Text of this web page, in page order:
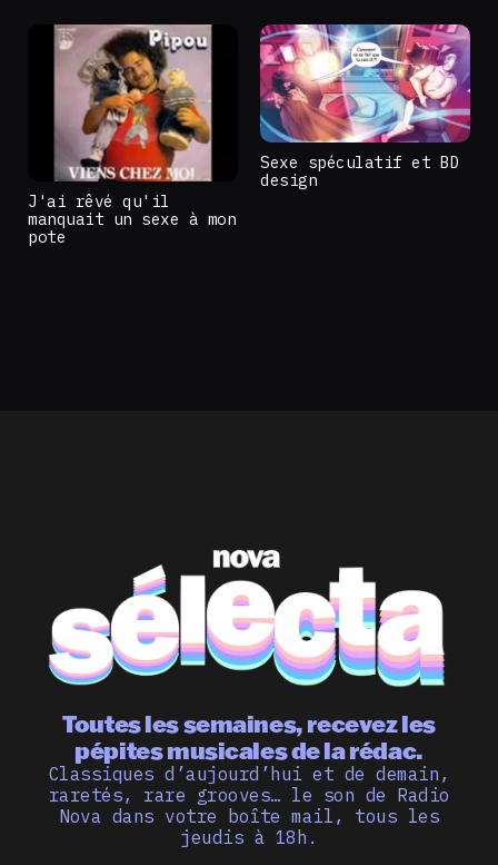
J'ai rêvé qu'il
manquait un sexe à mon
pote
Sexe spéculatif et BD
design
Toutes les semaines, recevez les
pépites musicales de la rédac.
Classiques d’aujourd’hui et de demain,
raretés, rare grooves… le son de Radio
Nova dans votre boîte mail, tous les
jeudis à 18h.